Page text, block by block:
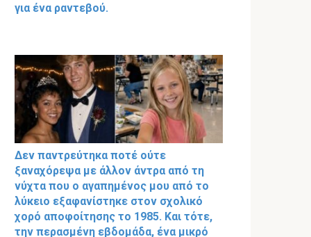
για ένα ραντεβού.
Δεν παντρεύτηκα ποτέ ούτε
ξαναχόρεψα με άλλον άντρα από τη
νύχτα που ο αγαπημένος μου από το
λύκειο εξαφανίστηκε στον σχολικό
χορό αποφοίτησης το 1985. Και τότε,
την περασμένη εβδομάδα, ένα μικρό